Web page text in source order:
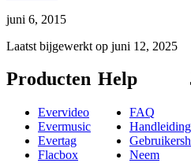
juni 6, 2015
Laatst bijgewerkt op juni 12, 2025
Producten
Evervideo
Evermusic
Evertag
Flacbox
Help
FAQ
Handleiding
Neem